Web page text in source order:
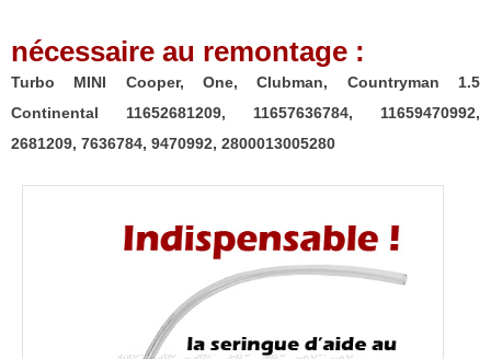
11657636784,
11659470992,
2681209,
7636784,
nécessaire au remontage :
Turbo MINI Cooper, One, Clubman, Countryman 1.5
Continental 11652681209, 11657636784, 11659470992,
2681209, 7636784, 9470992, 2800013005280